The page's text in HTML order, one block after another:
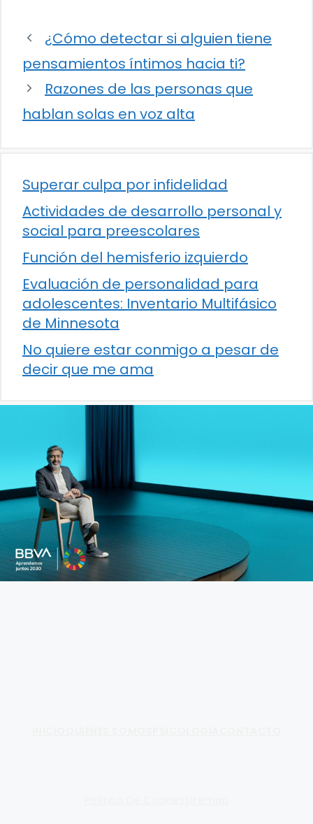
¿Cómo detectar si alguien tiene
pensamientos íntimos hacia ti?
Razones de las personas que
hablan solas en voz alta
Superar culpa por infidelidad
Actividades de desarrollo personal y
social para preescolares
Función del hemisferio izquierdo
Evaluación de personalidad para
adolescentes: Inventario Multifásico
de Minnesota
No quiere estar conmigo a pesar de
decir que me ama